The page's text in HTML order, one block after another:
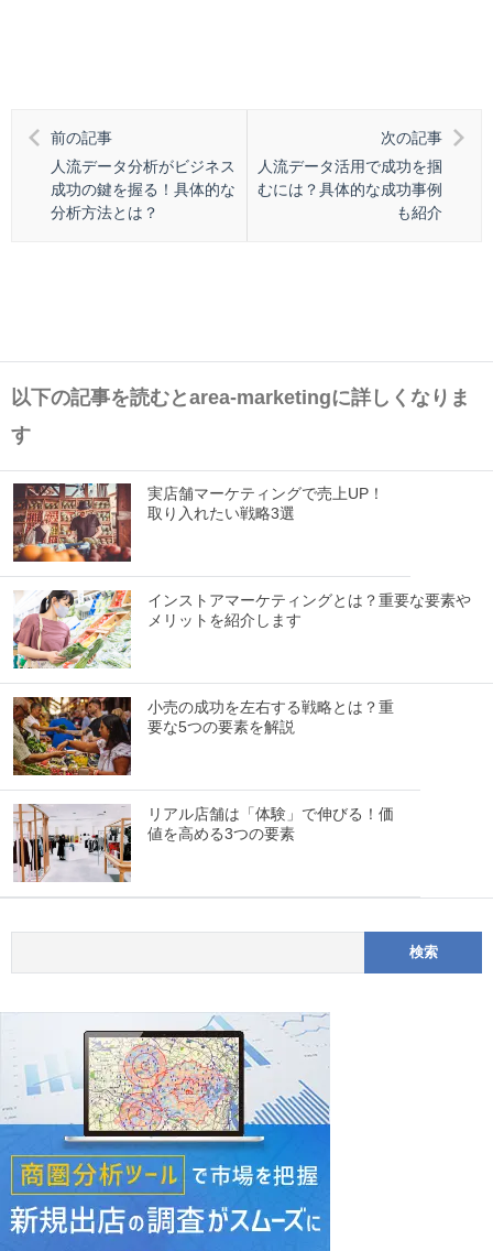
前の記事
人流データ分析がビジネス
成功の鍵を握る！具体的な
分析方法とは？
次の記事
人流データ活用で成功を掴
むには？具体的な成功事例
も紹介
以下の記事を読むとarea-marketingに詳しくなりま
す
実店舗マーケティングで売上UP！
取り入れたい戦略3選
インストアマーケティングとは？重要な要素や
メリットを紹介します
小売の成功を左右する戦略とは？重
要な5つの要素を解説
リアル店舗は「体験」で伸びる！価
値を高める3つの要素